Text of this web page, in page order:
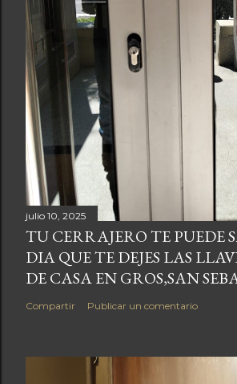
julio 10, 2025
TU CERRAJERO TE PUEDE
DIA QUE TE DEJES LAS
DE CASA EN GROS,SAN
Compartir Publicar un comentario